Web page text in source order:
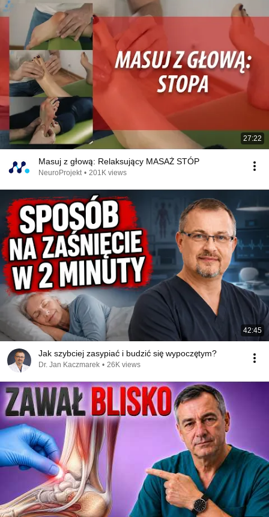
27:22
Masuj z głową: Relaksujący MASAŻ STÓP
NeuroProjekt • 201K views
42:45
Jak szybciej zasypiać i budzić się wypoczętym?
Dr. Jan Kaczmarek • 26K views